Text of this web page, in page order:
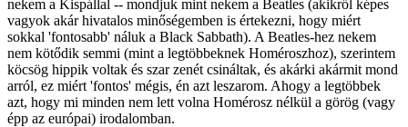
nekem a Kispállal -- mondjuk mint nekem a Beatles (akikről képes
vagyok akár hivatalos minőségemben is értekezni, hogy miért
sokkal 'fontosabb' náluk a Black Sabbath). A Beatles-hez nekem
nem kötődik semmi (mint a legtöbbeknek Homéroszhoz), szerintem
köcsög hippik voltak és szar zenét csináltak, és akárki akármit mond
arról, ez miért 'fontos' mégis, én azt leszarom. Ahogy a legtöbbek
azt, hogy mi minden nem lett volna Homérosz nélkül a görög (vagy
épp az európai) irodalomban.